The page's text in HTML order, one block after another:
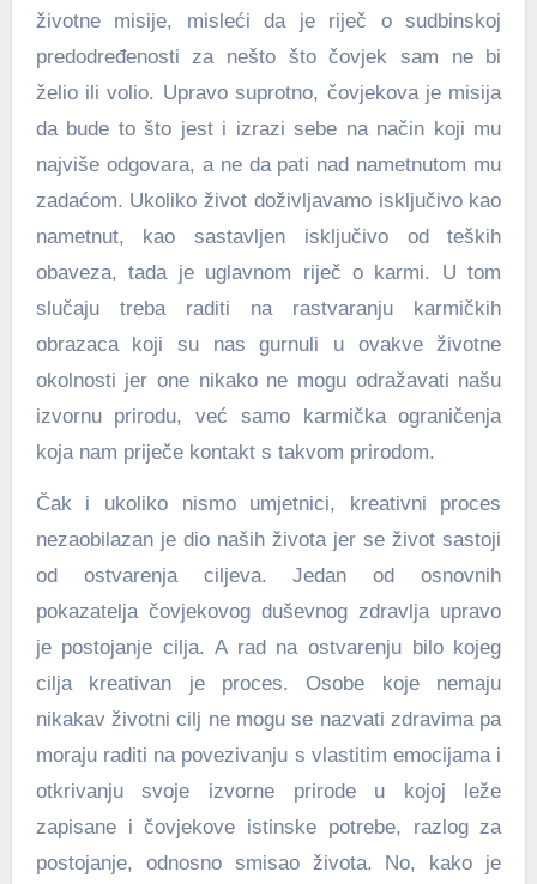
životne misije, misleći da je riječ o sudbinskoj
predodređenosti za nešto što čovjek sam ne bi
želio ili volio. Upravo suprotno, čovjekova je misija
da bude to što jest i izrazi sebe na način koji mu
najviše odgovara, a ne da pati nad nametnutom mu
zadaćom. Ukoliko život doživljavamo isključivo kao
nametnut, kao sastavljen isključivo od teških
obaveza, tada je uglavnom riječ o karmi. U tom
slučaju treba raditi na rastvaranju karmičkih
obrazaca koji su nas gurnuli u ovakve životne
okolnosti jer one nikako ne mogu odražavati našu
izvornu prirodu, već samo karmička ograničenja
koja nam priječe kontakt s takvom prirodom.
Čak i ukoliko nismo umjetnici, kreativni proces
nezaobilazan je dio naših života jer se život sastoji
od ostvarenja ciljeva. Jedan od osnovnih
pokazatelja čovjekovog duševnog zdravlja upravo
je postojanje cilja. A rad na ostvarenju bilo kojeg
cilja kreativan je proces. Osobe koje nemaju
nikakav životni cilj ne mogu se nazvati zdravima pa
moraju raditi na povezivanju s vlastitim emocijama i
otkrivanju svoje izvorne prirode u kojoj leže
zapisane i čovjekove istinske potrebe, razlog za
postojanje, odnosno smisao života. No, kako je